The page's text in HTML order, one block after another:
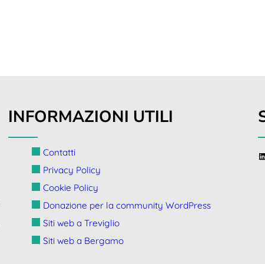
INFORMAZIONI UTILI
Contatti
Privacy Policy
Cookie Policy
Donazione per la community WordPress
Siti web a Treviglio
Siti web a Bergamo